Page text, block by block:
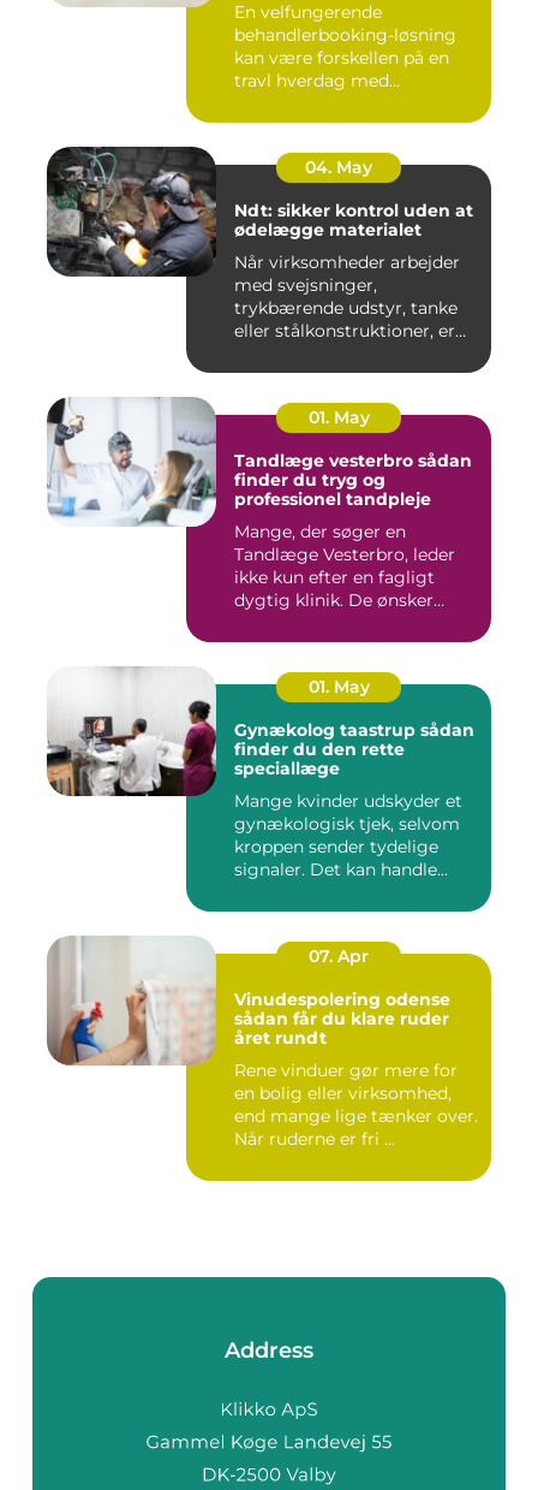
En velfungerende
behandlerbooking-løsning
kan være forskellen på en
travl hverdag med
04. May
Ndt: sikker kontrol uden at
ødelægge materialet
Når virksomheder arbejder
med svejsninger,
trykbærende udstyr, tanke
eller stålkonstruktioner, er
01. May
Tandlæge vesterbro sådan
finder du tryg og
professionel tandpleje
Mange, der søger en
Tandlæge Vesterbro, leder
ikke kun efter en fagligt
dygtig klinik. De ønsker
01. May
Gynækolog taastrup sådan
finder du den rette
speciallæge
Mange kvinder udskyder et
gynækologisk tjek, selvom
kroppen sender tydelige
signaler. Det kan handle...
07. Apr
Vinudespolering odense
sådan får du klare ruder
året rundt
Rene vinduer gør mere for
en bolig eller virksomhed,
end mange lige tænker over.
Når ruderne er fri ...
Address